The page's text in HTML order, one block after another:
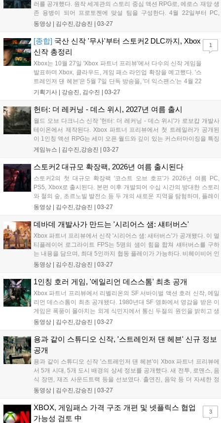
러를 공개했다. 원작 세계관의 스토리 중심 액션 RPG로, 에로스 재앙 생
존 용병이 되어 프로토젠에 맞설 팀을 구성한다. 4월 22일부터 PC,
XSX|S, PS5에서 CBT가 진행되며, 2027년 봄 출시 예정이다....
동영상 | 김수진,강승진 03-27
[종합] 국산 신작 '무사'부터 스토커2 DLC까지, Xbox
신작 총정리
Xbox는 10월 27일 'Xbox 파트너 프리뷰'에서 다수의 신작 게임을
발표하며 Xbox, 클라우드, 게임 패스 라인업 확장을 예고했다. '스
트레인저 댄 헤븐'은 5월 7일 단독 방송을, '더 익스팬스'는 4월 22
일 클로즈 베타를 진행하며, '하데스2'는 2026년 4월 14일 게임
다....
기획기사 | 강승진, 김수진 03-27
1
헌터: 더 레커닝 - 데스 위시, 2027년 여름 출시
월드 오브 다크니스 신작 '헌터: 더 레커닝 - 데스 위시'가 로보캅 개발사
테이온에서 제작된다. Xbox 파트너 프리뷰에서 첫 트레일러가 공개된
이 1인칭 액션 RPG는 세미 오픈 월드와 깊이 있는 커스터마이징을 특징
으로 하며, 2027년 여름 Xbox PC 및 콘솔로 출시될 예정이다....
게임뉴스 | 김수진,강승진 03-27
스토커2 대규모 확장팩, 2026년 여름 출시된다
스토커2의 첫 대규모 확장팩 '코스트 오브 호프'가 2026년 여름 PC,
PS5, Xbox로 출시된다. 본편 이후 개발되어 수십 시간의 방대한 스토리
와 철의 숲, 초르노빌 발전소 등 두 개의 새로운 지역을 탐험하며, 플레이
어 선택이 스토리에 큰 영향을 미치는 3부작 중 중간 챕터다....
동영상 | 김수진,강승진 03-27
데바데 개발사가 만드는 '시리어스 샘: 섀터버스'
Xbox 파트너 프리뷰에서 신작 '시리어스 샘: 새터버스'가 공개됐다. 이 멀
티플레이어 로그라이트 FPS는 5명의 샘이 힘을 합쳐 섀터버스를 구하
는 내용을 담으며, 최대 5인까지 협동 플레이가 가능하다. 비헤이비어 인
터랙티브가 개발하며, 2026년 PS5, Xbox, PC로 출시될 예정이다....
동영상 | 김수진,강승진 03-27
1인칭 호러 게임, '에일리언 데스스톰' 최초 공개
Xbox 파트너 프리뷰에서 리벨리온의 SF 서바이벌 액션 호러 신작, 에일
리언 데스스톰이 최초 공개됐다. 1980년대 SF 영화에서 영감을 받은 이
게임은 폭풍이 몰아치는 외계 식민지에서 통신 두절의 원인을 밝히고 생
존해야 한다. Xbox 시리즈 X|S, PC, 클라우드로 출시 예정이며, 긴장감
다....
동영상 | 김수진,강승진 03-27
용과 같이 스튜디오 신작, '스트레인저 댄 헤븐' 신규 정보
공개
용과 같이 스튜디오 신작 '스트레인저 댄 헤븐'이 Xbox 파트너 프리뷰에
서 5개 시대, 5개 도시 배경의 상세 정보를 공개했다. 새 전투, 로맨스, 음
식 장면, 재즈 사운드트랙 등을 선보였다. 출연진, 음악 등 더 자세한 정
보는 한국 시간 5월 7일 방송에서 공개된다....
동영상 | 김수진,강승진 03-27
XBOX, 게임패스 가격 구조 개편 및 넷플릭스 협업
가능성 검토 中
3